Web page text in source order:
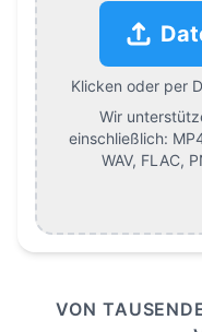
Klicken oder per
Wir
einschließlich:
WAV, FLAC,
VON